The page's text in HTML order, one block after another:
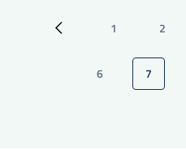
Paginazione
Pagina precedente
Pagina
1 Pagina
2
Pagina
6 Pagina
7